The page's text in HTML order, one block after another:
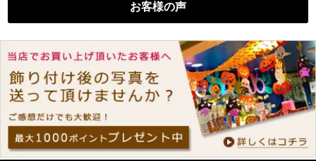
お客様の声